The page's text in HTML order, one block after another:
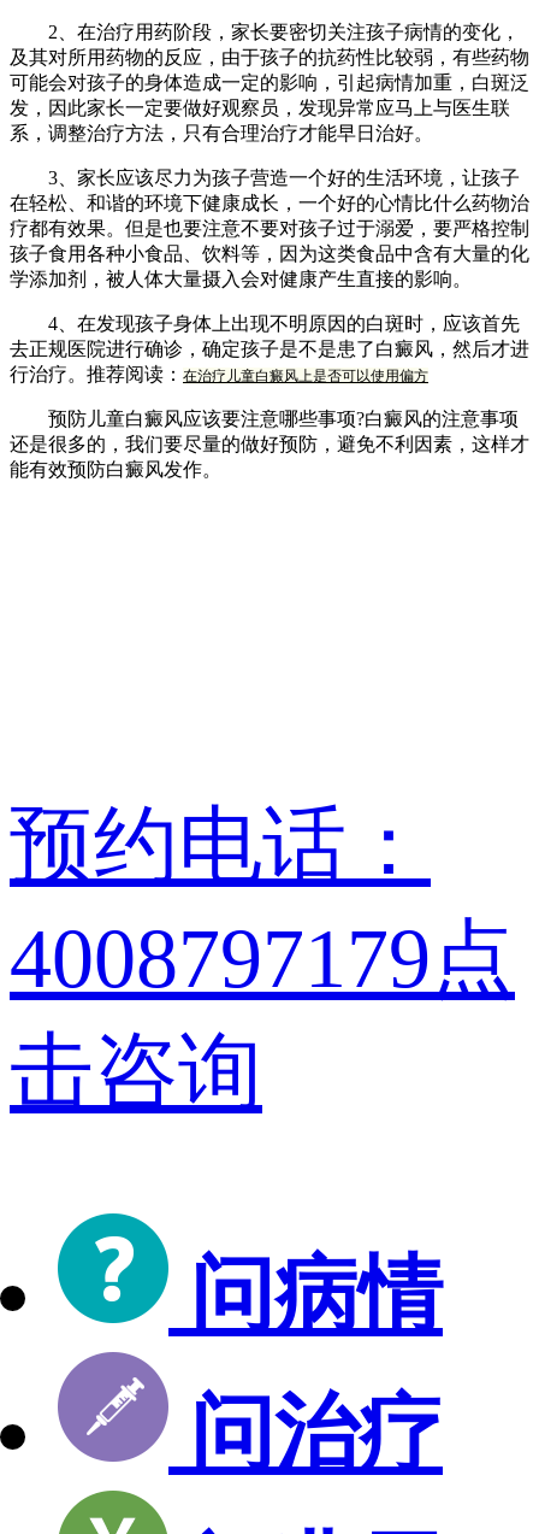
2、在治疗用药阶段，家长要密切关注孩子病情的变化，
及其对所用药物的反应，由于孩子的抗药性比较弱，有些药物
可能会对孩子的身体造成一定的影响，引起病情加重，白斑泛
发，因此家长一定要做好观察员，发现异常应马上与医生联
系，调整治疗方法，只有合理治疗才能早日治好。
3、家长应该尽力为孩子营造一个好的生活环境，让孩子
在轻松、和谐的环境下健康成长，一个好的心情比什么药物治
疗都有效果。但是也要注意不要对孩子过于溺爱，要严格控制
孩子食用各种小食品、饮料等，因为这类食品中含有大量的化
学添加剂，被人体大量摄入会对健康产生直接的影响。
4、在发现孩子身体上出现不明原因的白斑时，应该首先
去正规医院进行确诊，确定孩子是不是患了白癜风，然后才进
行治疗。推荐阅读： 在治疗儿童白癜风上是否可以使用偏方
预防儿童白癜风应该要注意哪些事项?白癜风的注意事项
还是很多的，我们要尽量的做好预防，避免不利因素，这样才
能有效预防白癜风发作。
预约电话：
4008797179点
击咨询
问病情
问治疗